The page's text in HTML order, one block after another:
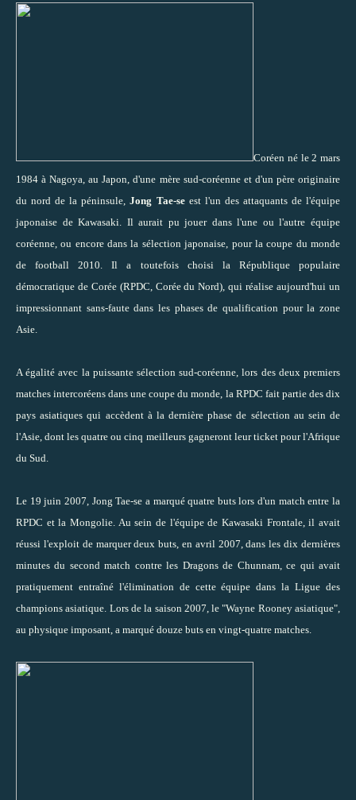
Coréen né le 2 mars
1984 à Nagoya, au Japon, d'une mère sud-coréenne et d'un père originaire
du nord de la péninsule,Jong Tae-seest l'un des attaquants de l'équipe
japonaise de Kawasaki. Il aurait pu jouer dans l'une ou l'autre équipe
coréenne, ou encore dans la sélection japonaise, pour la coupe du monde
de football 2010. Il a toutefois choisi la République populaire
démocratique de Corée (RPDC, Corée du Nord), qui réalise aujourd'hui un
impressionnant sans-faute dans les phases de qualification pour la zone
Asie.
A égalité avec la puissante sélection sud-coréenne, lors des deux premiers
matches intercoréens dans une coupe du monde, la RPDC fait partie des dix
pays asiatiques qui accèdent à la dernière phase de sélection au sein de
l'Asie, dont les quatre ou cinq meilleurs gagneront leur ticket pour l'Afrique
du Sud.
Le 19 juin 2007, Jong Tae-se a marqué quatre buts lors d'un match entre la
RPDC et la Mongolie. Au sein de l'équipe de Kawasaki Frontale, il avait
réussi l'exploit de marquer deux buts, en avril 2007, dans les dix dernières
minutes du second match contre les Dragons de Chunnam, ce qui avait
pratiquement entraîné l'élimination de cette équipe dans la Ligue des
champions asiatique. Lors de la saison 2007, le "Wayne Rooney asiatique",
au physique imposant, a marqué douze buts en vingt-quatre matches.